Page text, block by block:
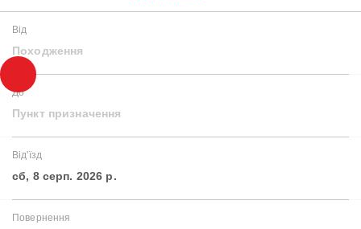
Від
Походження
До
Пункт призначення
Від'їзд
сб, 8 серп. 2026 р.
Повернення